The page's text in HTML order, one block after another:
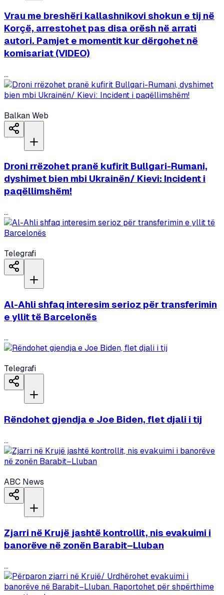
Vrau me breshëri kallashnikovi shokun e tij në
Korçë, arrestohet pas disa orësh në arrati
autori. Pamjet e momentit kur dërgohet në
komisariat (VIDEO)
...
Balkan Web
Droni rrëzohet pranë kufirit Bullgari-Rumani,
dyshimet bien mbi Ukrainën/ Kievi: Incident i
paqëllimshëm!
...
Telegrafi
Al-Ahli shfaq interesim serioz për transferimin
e yllit të Barcelonës
...
Telegrafi
Rëndohet gjendja e Joe Biden, flet djali i tij
...
ABC News
Zjarri në Krujë jashtë kontrollit, nis evakuimi i
banorëve në zonën Barabit–Lluban
...